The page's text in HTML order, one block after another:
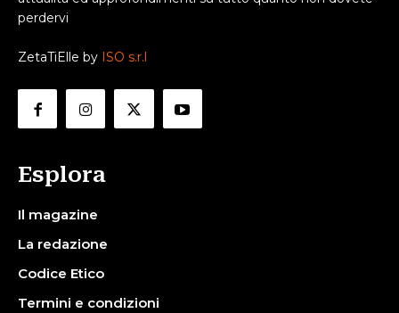
perdervi
ZetaTiElle by ISO s.r.l
Esplora
Il magazine
La redazione
Codice Etico
Termini e condizioni